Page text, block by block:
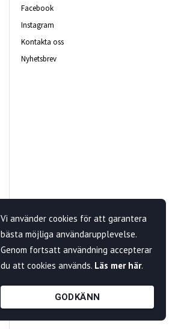
Facebook
Instagram
Kontakta oss
Nyhetsbrev
Vi använder cookies för att garantera
bästa möjliga användarupplevelse.
Genom fortsatt användning accepterar
du att cookies används. Läs mer här.
GODKÄNN